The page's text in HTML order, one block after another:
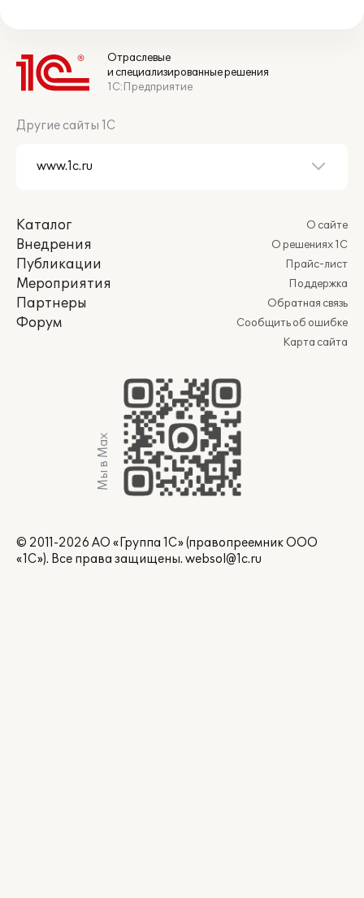
Отраслевые
и специализированные решения
1С:Предприятие
Другие сайты 1С
Каталог
Внедрения
Публикации
Мероприятия
Партнеры
Форум
О сайте
О решениях 1С
Прайс-лист
Поддержка
Обратная связь
Сообщить об ошибке
Карта сайта
Мы в Max
© 2011-2026 АО «Группа 1С» (правопреемник ООО
«1С»). Все права защищены. websol@1c.ru